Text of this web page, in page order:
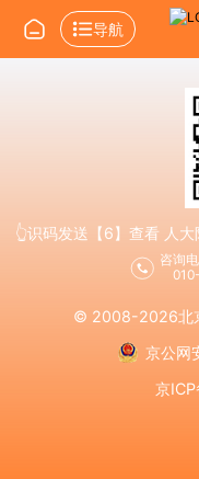
导航
👆识码发送【6】查看 人
咨询
010-
© 2008-2026北
京公网
京